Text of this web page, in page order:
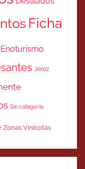
Ficha
Jerez
Sin categoría
Zonas Vinicolas